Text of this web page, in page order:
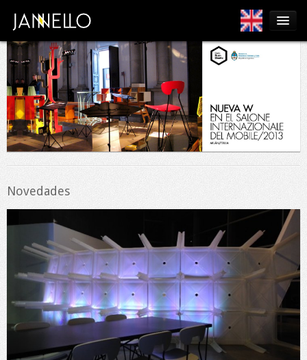
Products
César
Editors
Sales
Blog
Novedades